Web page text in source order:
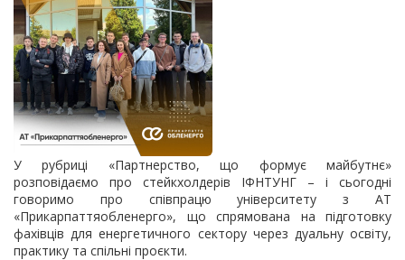
У рубриці «Партнерство, що формує майбутнє»
розповідаємо про стейкхолдерів ІФНТУНГ – і сьогодні
говоримо про співпрацю університету з АТ
«Прикарпаттяобленерго», що спрямована на підготовку
фахівців для енергетичного сектору через дуальну освіту,
практику та спільні проєкти.